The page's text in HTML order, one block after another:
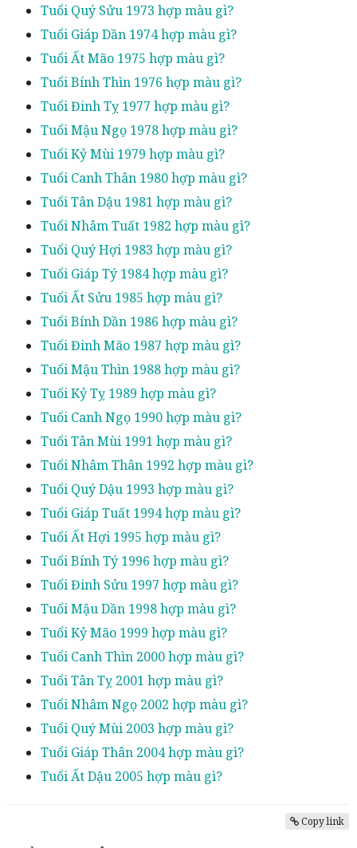
Tuổi Quý Sửu 1973 hợp màu gì?
Tuổi Giáp Dần 1974 hợp màu gì?
Tuổi Ất Mão 1975 hợp màu gì?
Tuổi Bính Thìn 1976 hợp màu gì?
Tuổi Đinh Tỵ 1977 hợp màu gì?
Tuổi Mậu Ngọ 1978 hợp màu gì?
Tuổi Kỷ Mùi 1979 hợp màu gì?
Tuổi Canh Thân 1980 hợp màu gì?
Tuổi Tân Dậu 1981 hợp màu gì?
Tuổi Nhâm Tuất 1982 hợp màu gì?
Tuổi Quý Hợi 1983 hợp màu gì?
Tuổi Giáp Tý 1984 hợp màu gì?
Tuổi Ất Sửu 1985 hợp màu gì?
Tuổi Bính Dần 1986 hợp màu gì?
Tuổi Đinh Mão 1987 hợp màu gì?
Tuổi Mậu Thìn 1988 hợp màu gì?
Tuổi Kỷ Tỵ 1989 hợp màu gì?
Tuổi Canh Ngọ 1990 hợp màu gì?
Tuổi Tân Mùi 1991 hợp màu gì?
Tuổi Nhâm Thân 1992 hợp màu gì?
Tuổi Quý Dậu 1993 hợp màu gì?
Tuổi Giáp Tuất 1994 hợp màu gì?
Tuổi Ất Hợi 1995 hợp màu gì?
Tuổi Bính Tý 1996 hợp màu gì?
Tuổi Đinh Sửu 1997 hợp màu gì?
Tuổi Mậu Dần 1998 hợp màu gì?
Tuổi Kỷ Mão 1999 hợp màu gì?
Tuổi Canh Thìn 2000 hợp màu gì?
Tuổi Tân Tỵ 2001 hợp màu gì?
Tuổi Nhâm Ngọ 2002 hợp màu gì?
Tuổi Quý Mùi 2003 hợp màu gì?
Tuổi Giáp Thân 2004 hợp màu gì?
Tuổi Ất Dậu 2005 hợp màu gì?
Copy link